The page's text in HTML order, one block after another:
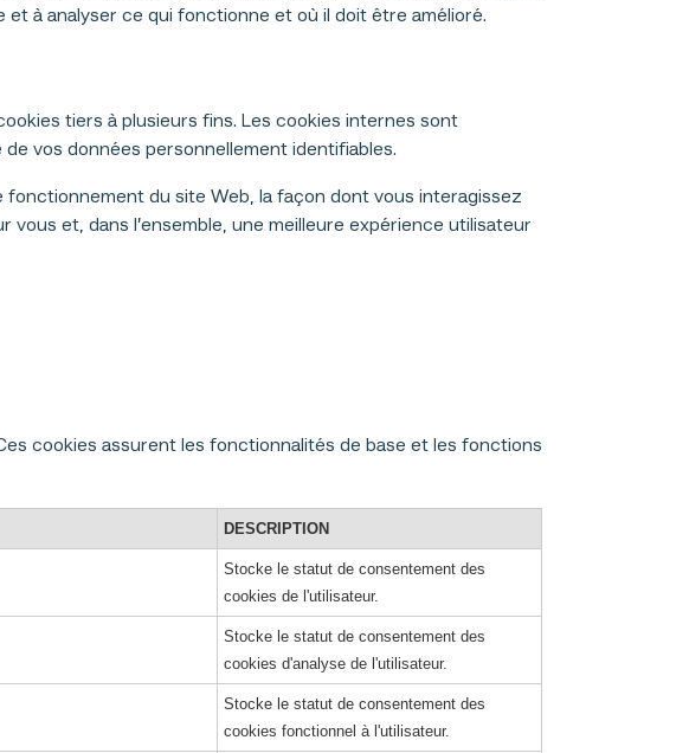
à analyser ce qui fonctionne et où il doit être amélioré.
tiers à plusieurs fins. Les cookies internes sont
vos données personnellement identifiables.
du site Web, la façon dont vous interagissez
et, dans l’ensemble, une meilleure expérience utilisateur
cookies assurent les fonctionnalités de base et les fonctions
DESCRIPTION
Stocke le statut de consentement des
cookies de l'utilisateur.
Stocke le statut de consentement des
cookies d'analyse de l'utilisateur.
Stocke le statut de consentement des
cookies fonctionnel à l'utilisateur.